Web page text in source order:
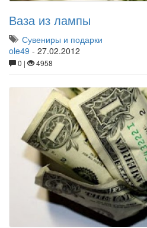
Ваза из лампы
Сувениры и подарки
ole49 - 27.02.2012
0 | 4958